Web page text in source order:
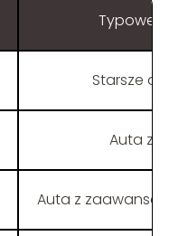
Typowe
Starsze
Auta z
Auta z